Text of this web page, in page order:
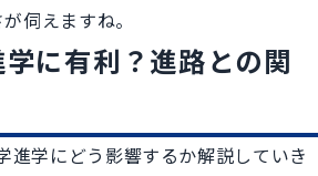
伺えますね。
に有利？進路との関
進学にどう影響するか解説していき